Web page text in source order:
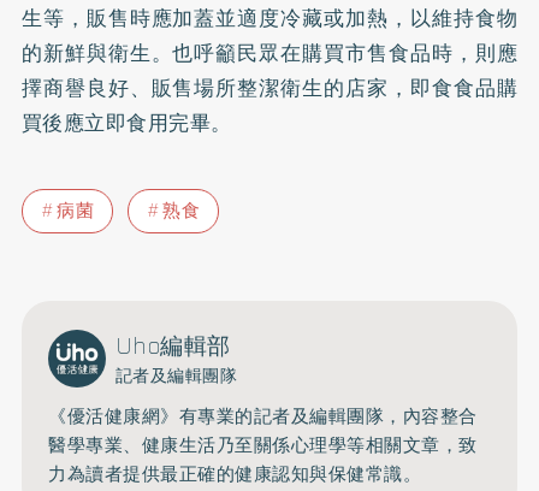
生等，販售時應加蓋並適度冷藏或加熱，以維持食物
的新鮮與衛生。也呼籲民眾在購買市售食品時，則應
擇商譽良好、販售場所整潔衛生的店家，即食食品購
買後應立即食用完畢。
病菌 熟食
Uho編輯部
記者及編輯團隊
《優活健康網》有專業的記者及編輯團隊，內容整合
醫學專業、健康生活乃至關係心理學等相關文章，致
力為讀者提供最正確的健康認知與保健常識。